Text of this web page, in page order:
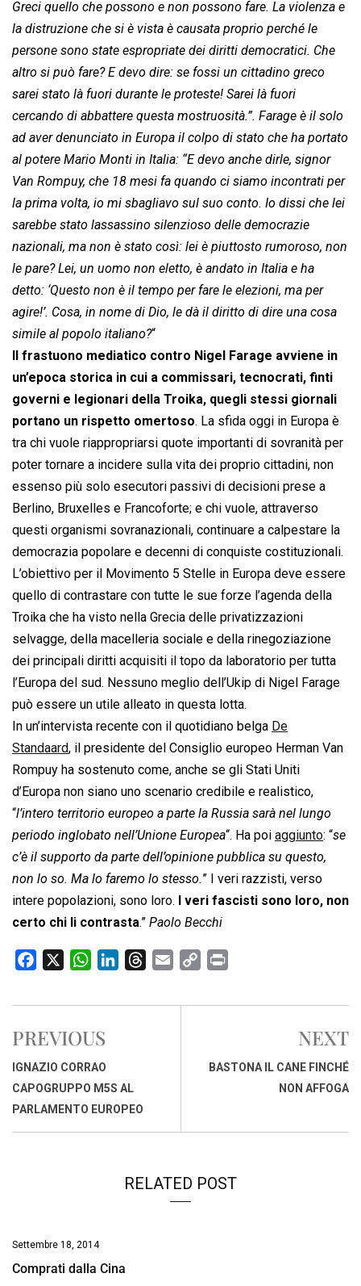
Greci quello che possono e non possono fare. La violenza e
la distruzione che si è vista è causata proprio perché le
persone sono state espropriate dei diritti democratici. Che
altro si può fare? E devo dire: se fossi un cittadino greco
sarei stato là fuori durante le proteste! Sarei là fuori
cercando di abbattere questa mostruosità.”. Farage è il solo
ad aver denunciato in Europa il colpo di stato che ha portato
al potere Mario Monti in Italia: “E devo anche dirle, signor
Van Rompuy, che 18 mesi fa quando ci siamo incontrati per
la prima volta, io mi sbagliavo sul suo conto. Io dissi che lei
sarebbe stato lassassino silenzioso delle democrazie
nazionali, ma non è stato così: lei è piuttosto rumoroso, non
le pare? Lei, un uomo non eletto, è andato in Italia e ha
detto: ‘Questo non è il tempo per fare le elezioni, ma per
agire!’. Cosa, in nome di Dio, le dà il diritto di dire una cosa
simile al popolo italiano?“
Il frastuono mediatico contro Nigel Farage avviene in
un’epoca storica in cui a commissari, tecnocrati, finti
governi e legionari della Troika, quegli stessi giornali
portano un rispetto omertoso. La sfida oggi in Europa è
tra chi vuole riappropriarsi quote importanti di sovranità per
poter tornare a incidere sulla vita dei proprio cittadini, non
essenso più solo esecutori passivi di decisioni prese a
Berlino, Bruxelles e Francoforte; e chi vuole, attraverso
questi organismi sovranazionali, continuare a calpestare la
democrazia popolare e decenni di conquiste costituzionali.
L’obiettivo per il Movimento 5 Stelle in Europa deve essere
quello di contrastare con tutte le sue forze l’agenda della
Troika che ha visto nella Grecia delle privatizzazioni
selvagge, della macelleria sociale e della rinegoziazione
dei principali diritti acquisiti il topo da laboratorio per tutta
l’Europa del sud. Nessuno meglio dell’Ukip di Nigel Farage
può essere un utile alleato in questa lotta.
In un’intervista recente con il quotidiano belga De
Standaard, il presidente del Consiglio europeo Herman Van
Rompuy ha sostenuto come, anche se gli Stati Uniti
d’Europa non siano uno scenario credibile e realistico,
“l’intero territorio europeo a parte la Russia sarà nel lungo
periodo inglobato nell’Unione Europea“. Ha poi aggiunto: “se
c’è il supporto da parte dell’opinione pubblica su questo,
non lo so. Ma lo faremo lo stesso.” I veri razzisti, verso
intere popolazioni, sono loro.
I veri fascisti sono loro, non
certo chi li contrasta.” Paolo Becchi
c
b
o
o
k
W
a
s
A
p
p
n
I
n
r
a
p
i
PREVIOUS
IGNAZIO CORRAO
CAPOGRUPPO M5S AL
PARLAMENTO EUROPEO
NEXT
BASTONA IL CANE FINCHÉ
NON AFFOGA
RELATED POST
Settembre 18, 2014
Comprati dalla Cina